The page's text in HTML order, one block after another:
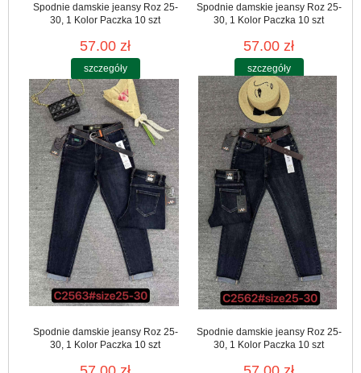
Spodnie damskie jeansy Roz 25-
30, 1 Kolor Paczka 10 szt
57.00 zł
szczegóły
Spodnie damskie jeansy Roz 25-
30, 1 Kolor Paczka 10 szt
57.00 zł
szczegóły
Spodnie damskie jeansy Roz 25-
30, 1 Kolor Paczka 10 szt
Spodnie damskie jeansy Roz 25-
30, 1 Kolor Paczka 10 szt